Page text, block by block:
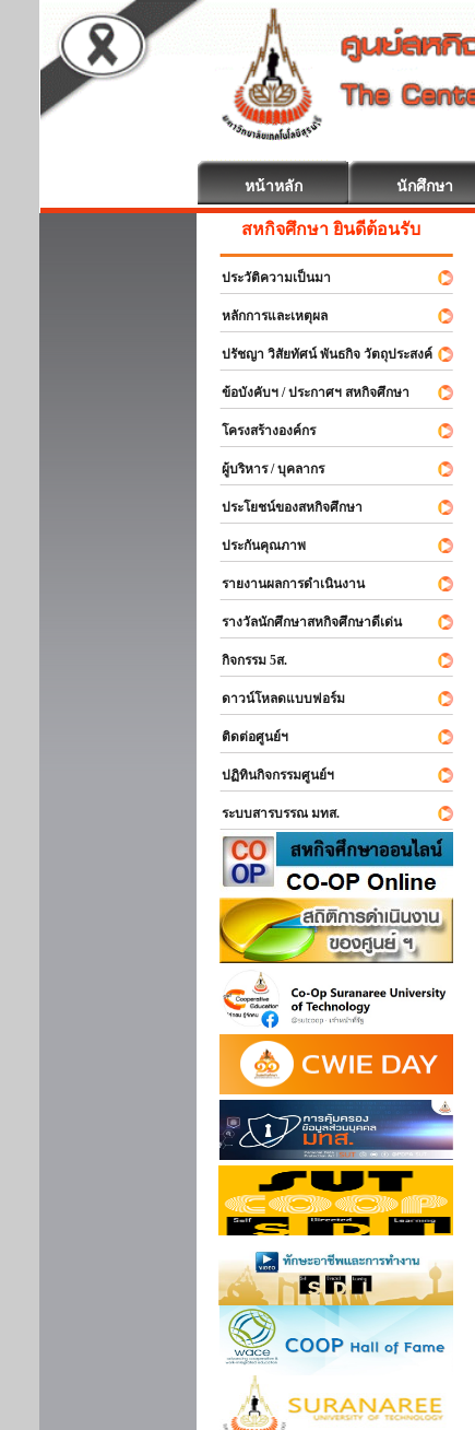
หน้าหลัก นักศึกษา
สหกิจศึกษา ยินดีต้อนรับ
ประวัติความเป็นมา
หลักการและเหตุผล
ปรัชญา วิสัยทัศน์ พันธกิจ วัตถุประสงค์
ข้อบังคับฯ / ประกาศฯ สหกิจศึกษา
โครงสร้างองค์กร
ผู้บริหาร / บุคลากร
ประโยชน์ของสหกิจศึกษา
ประกันคุณภาพ
รายงานผลการดำเนินงาน
รางวัลนักศึกษาสหกิจศึกษาดีเด่น
กิจกรรม 5ส.
ดาวน์โหลดแบบฟอร์ม
ติดต่อศูนย์ฯ
ปฏิทินกิจกรรมศูนย์ฯ
ระบบสารบรรณ มทส.